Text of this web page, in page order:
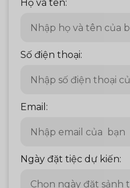
Họ và tên:
Số điện thoại:
Email:
Ngày đặt tiệc dự kiến: